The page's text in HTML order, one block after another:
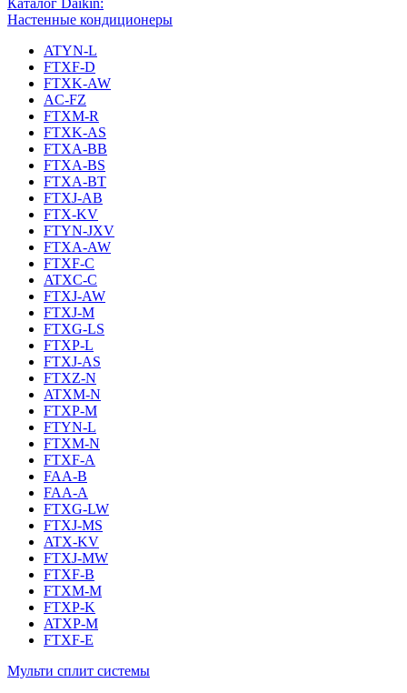
Каталог Daikin:
Настенные кондиционеры
ATYN-L
FTXF-D
FTXK-AW
AC-FZ
FTXM-R
FTXK-AS
FTXA-BB
FTXA-BS
FTXA-BT
FTXJ-AB
FTX-KV
FTYN-JXV
FTXA-AW
FTXF-C
ATXC-C
FTXJ-AW
FTXJ-M
FTXG-LS
FTXP-L
FTXJ-AS
FTXZ-N
ATXM-N
FTXP-M
FTYN-L
FTXM-N
FTXF-A
FAA-B
FAA-A
FTXG-LW
FTXJ-MS
ATX-KV
FTXJ-MW
FTXF-B
FTXM-M
FTXP-K
ATXP-M
FTXF-E
Мульти сплит системы